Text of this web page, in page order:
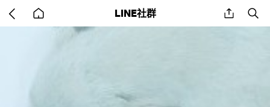
back
to
LINE社群 share